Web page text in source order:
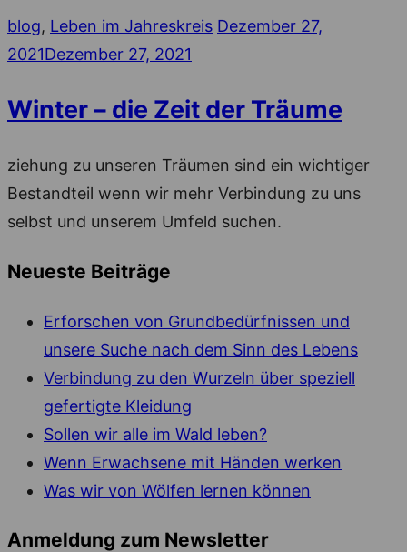
blog, Leben im Jahreskreis Posted
Dezember 27,
2021Dezember 27, 2021
Winter – die Zeit der Träume
ziehung zu unseren Träumen sind ein wichtiger
Bestandteil wenn wir mehr Verbindung zu uns
selbst und unserem Umfeld suchen.
Neueste Beiträge
Erforschen von Grundbedürfnissen und
unsere Suche nach dem Sinn des Lebens
Verbindung zu den Wurzeln über speziell
gefertigte Kleidung
Sollen wir alle im Wald leben?
Wenn Erwachsene mit Händen werken
Was wir von Wölfen lernen können
Anmeldung zum Newsletter